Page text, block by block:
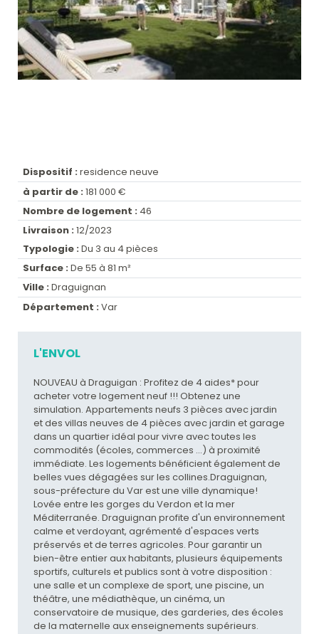
Dispositif : residence neuve
à partir de : 181 000 €
Nombre de logement : 46
Livraison : 12/2023
Typologie : Du 3 au 4 pièces
Surface : De 55 à 81 m²
Ville : Draguignan
Département : Var
L'ENVOL
NOUVEAU à Draguigan : Profitez de 4 aides* pour
acheter votre logement neuf !!! Obtenez une
simulation. Appartements neufs 3 pièces avec jardin
et des villas neuves de 4 pièces avec jardin et garage
dans un quartier idéal pour vivre avec toutes les
commodités (écoles, commerces ...) à proximité
immédiate. Les logements bénéficient également de
belles vues dégagées sur les collines.Draguignan,
sous-préfecture du Var est une ville dynamique!
Lovée entre les gorges du Verdon et la mer
Méditerranée. Draguignan profite d'un environnement
calme et verdoyant, agrémenté d'espaces verts
préservés et de terres agricoles. Pour garantir un
bien-être entier aux habitants, plusieurs équipements
sportifs, culturels et publics sont à votre disposition :
une salle et un complexe de sport, une piscine, un
théâtre, une médiathèque, un cinéma, un
conservatoire de musique, des garderies, des écoles
de la maternelle aux enseignements supérieurs.